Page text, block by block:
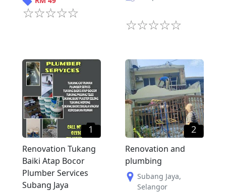
1
Renovation Tukang
Baiki Atap Bocor
Plumber Services
Subang Jaya
2
Renovation and
plumbing
Subang Jaya,
Selangor